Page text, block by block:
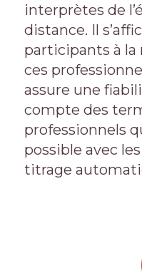
interprètes de
distance. Il
participants à la
ces
assure une
compte des
professionnels
possible avec
titrage